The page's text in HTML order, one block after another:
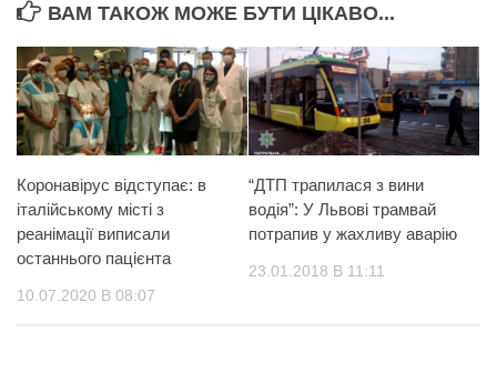
ВАМ ТАКОЖ МОЖЕ БУТИ ЦІКАВО...
Коронавірус відступає: в
італійському місті з
реанімації виписали
останнього пацієнта
10.07.2020 В 08:07
“ДТП трапилася з вини
водія”: У Львові трамвай
потрапив у жахливу аварію
23.01.2018 В 11:11